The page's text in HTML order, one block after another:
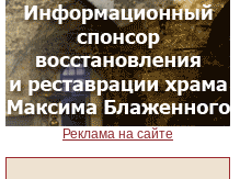
Реклама на сайте